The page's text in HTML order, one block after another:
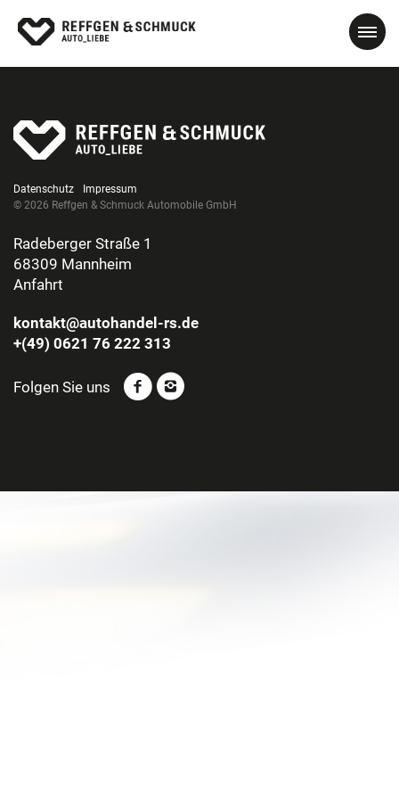
Datenschutz
Impressum
© 2026 Reffgen & Schmuck Automobile GmbH
Radeberger Straße 1
68309 Mannheim
Anfahrt
kontakt@autohandel-rs.de
+(49) 0621 76 222 313
Folgen Sie uns